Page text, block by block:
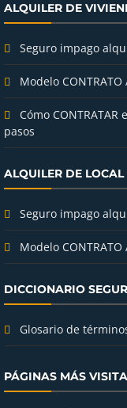
ALQUILER DE
Seguro impago
Modelo
Cómo
pasos
ALQUILER DE
Seguro impago
Modelo
DICCIONARIO
Glosario de
PÁGINAS MÁS